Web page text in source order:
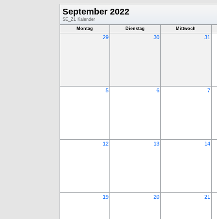
September 2022
SE_ZL Kalender
Montag
Dienstag Mittwoch
29 30 31
5 6 7
12 13 14
19 20 21